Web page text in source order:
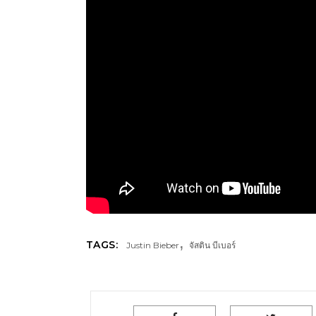
TAGS: Justin Bieber,จัสติน บีเบอร์